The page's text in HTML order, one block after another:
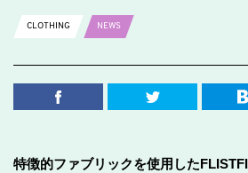
CLOTHING
NEWS
特徴的ファブリックを使用した